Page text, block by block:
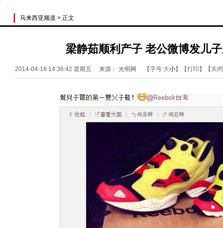
马来西亚频道 > 正文
梁静茹顺利产子 老公微博发儿
2014-04-18 14:36:42 星期五 来源： 光明网 【字号 大小】【打印 】【 关闭